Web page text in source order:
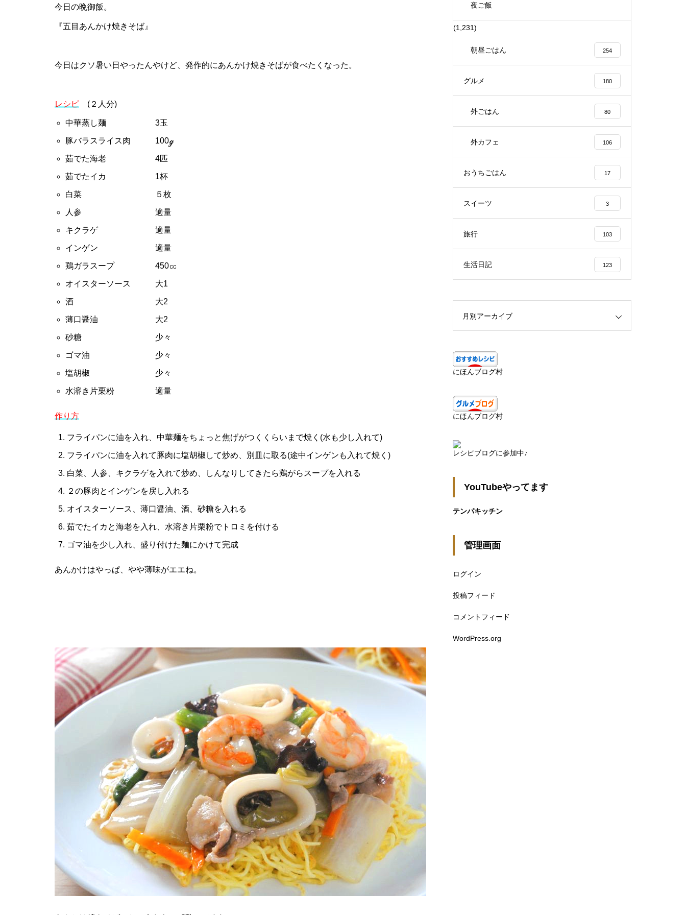
今日の晩御飯。
『五目あんかけ焼きそば』
今日はクソ暑い日やったんやけど、発作的にあんかけ焼きそばが食べたくなった。
レシピ (２人分)
中華蒸し麺 3玉
豚バラスライス肉 100ℊ
茹でた海老 4匹
茹でたイカ 1杯
白菜 ５枚
人参 適量
キクラゲ 適量
インゲン 適量
鶏ガラスープ 450㏄
オイスターソース 大1
酒 大2
薄口醤油 大2
砂糖 少々
ゴマ油 少々
塩胡椒 少々
水溶き片栗粉 適量
作り方
フライパンに油を入れ、中華麺をちょっと焦げがつくくらいまで焼く(水も少し入れて)
フライパンに油を入れて豚肉に塩胡椒して炒め、別皿に取る(途中インゲンも入れて焼く)
白菜、人参、キクラゲを入れて炒め、しんなりしてきたら鶏がらスープを入れる
２の豚肉とインゲンを戻し入れる
オイスターソース、薄口醤油、酒、砂糖を入れる
茹でたイカと海老を入れ、水溶き片栗粉でトロミを付ける
ゴマ油を少し入れ、盛り付けた麺にかけて完成
あんかけはやっぱ、やや薄味がエエね。
夜ご飯
(1,231)
朝昼ごはん 254
グルメ 180
外ごはん 80
外カフェ 106
おうちごはん 17
スイーツ 3
旅行 103
生活日記 123
月別アーカイブ
にほんブログ村
にほんブログ村
レシピブログに参加中♪
YouTubeやってます
テンパキッチン
管理画面
ログイン
投稿フィード
コメントフィード
WordPress.org